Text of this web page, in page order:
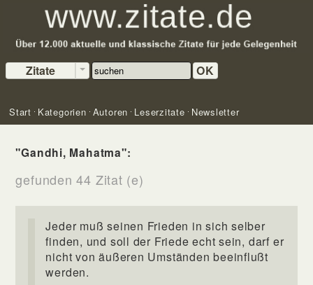
Zitate OK
Start Kategorien Autoren Leserzitate Newsletter
"Gandhi, Mahatma":
gefunden 44 Zitat (e)
Jeder muß seinen Frieden in sich selber
finden, und soll der Friede echt sein, darf er
nicht von äußeren Umständen beeinflußt
werden.